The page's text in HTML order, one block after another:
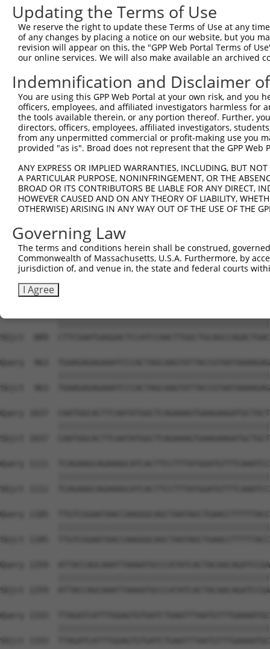
Updating the Terms of Use
We reserve the right to update these Terms of Use at any
of any changes by placing a notice on our website, but you
revision will appear on this, the "GPP Web Portal Terms of
our online services. We will also make available an archived
Indemnification and Disclaimer
You are using this GPP Web Portal at your own risk, and
officers, employees, and affiliated investigators harmless for
the tools available therein, or any portion thereof. Further,
directors, officers, employees, affiliated investigators,
from any unpermitted commercial or profit-making use you
provided "as is". Broad does not represent that the GPP
ANY EXPRESS OR IMPLIED WARRANTIES, INCLUDING, BUT
A PARTICULAR PURPOSE, NONINFRINGEMENT, OR THE
BROAD OR ITS CONTRIBUTORS BE LIABLE FOR ANY DIRECT,
HOWEVER CAUSED AND ON ANY THEORY OF LIABILITY,
OTHERWISE) ARISING IN ANY WAY OUT OF THE USE OF THE
Governing Law
The terms and conditions herein shall be construed,
Commonwealth of Massachusetts, U.S.A. Furthermore, by
jurisdiction of, and venue in, the state and federal courts
I Agree